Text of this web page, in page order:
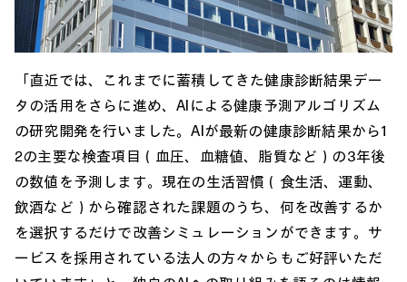
「直近では、これまでに蓄積してきた健康診断結果デー
タの活用をさらに進め、AIによる健康予測アルゴリズム
の研究開発を行いました。AIが最新の健康診断結果から1
2の主要な検査項目（血圧、血糖値、脂質など）の3年後
の数値を予測します。現在の生活習慣（食生活、運動、
飲酒など）から確認された課題のうち、何を改善するか
を選択するだけで改善シミュレーションができます。サ
ービスを採用されている法人の方々からもご好評いただ